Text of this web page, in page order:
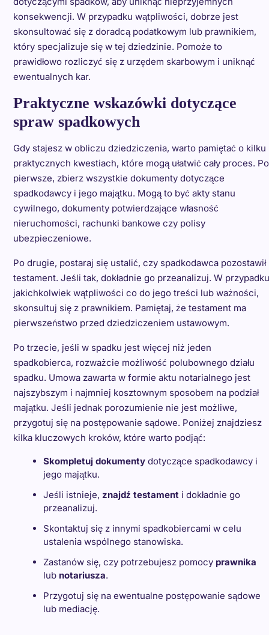
konsekwencji. W przypadku wątpliwości, dobrze jest
skonsultować się z doradcą podatkowym lub prawnikiem,
który specjalizuje się w tej dziedzinie. Pomoże to
prawidłowo rozliczyć się z urzędem skarbowym i uniknąć
ewentualnych kar.
Praktyczne wskazówki dotyczące
spraw spadkowych
Gdy stajesz w obliczu dziedziczenia, warto pamiętać o kilku
praktycznych kwestiach, które mogą ułatwić cały proces. Po
pierwsze, zbierz wszystkie dokumenty dotyczące
spadkodawcy i jego majątku. Mogą to być akty stanu
cywilnego, dokumenty potwierdzające własność
nieruchomości, rachunki bankowe czy polisy
ubezpieczeniowe.
Po drugie, postaraj się ustalić, czy spadkodawca pozostawił
testament. Jeśli tak, dokładnie go przeanalizuj. W przypadku
jakichkolwiek wątpliwości co do jego treści lub ważności,
skonsultuj się z prawnikiem. Pamiętaj, że testament ma
pierwszeństwo przed dziedziczeniem ustawowym.
Po trzecie, jeśli w spadku jest więcej niż jeden
spadkobierca, rozważcie możliwość polubownego działu
spadku. Umowa zawarta w formie aktu notarialnego jest
najszybszym i najmniej kosztownym sposobem na podział
majątku. Jeśli jednak porozumienie nie jest możliwe,
przygotuj się na postępowanie sądowe. Poniżej znajdziesz
kilka kluczowych kroków, które warto podjąć:
Skompletuj dokumentydotyczące spadkodawcy i
jego majątku.
Jeśli istnieje, znajdź testamenti dokładnie go
przeanalizuj.
Skontaktuj się z innymi spadkobiercami w celu
ustalenia wspólnego stanowiska.
Zastanów się, czy potrzebujesz pomocy prawnika
lub notariusza.
Przygotuj się na ewentualne postępowanie sądowe
lub mediację.